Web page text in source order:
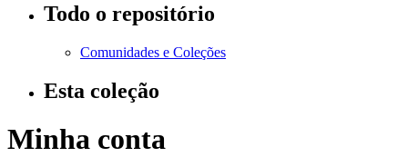
Todo o repositório
Comunidades e Coleções
Esta coleção
Minha conta